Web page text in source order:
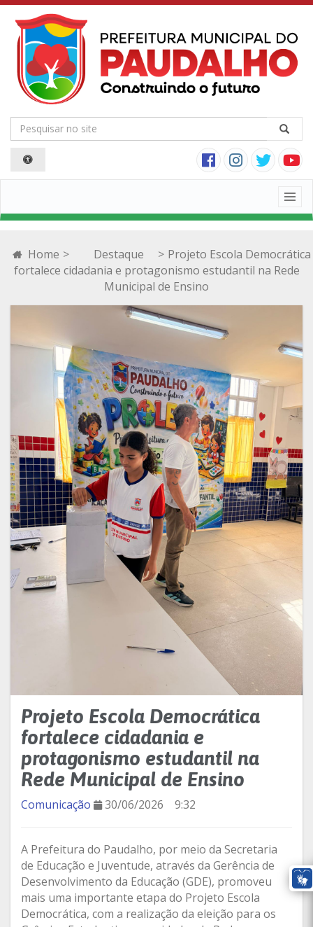
Home > Destaque > Projeto Escola Democrática
fortalece cidadania e protagonismo estudantil na Rede
Municipal de Ensino
Projeto Escola Democrática
fortalece cidadania e
protagonismo estudantil na
Rede Municipal de Ensino
Comunicação 30/06/2026 9:32
A Prefeitura do Paudalho, por meio da Secretaria
de Educação e Juventude, através da Gerência de
Desenvolvimento da Educação (GDE), promoveu
mais uma importante etapa do Projeto Escola
Democrática, com a realização da eleição para os